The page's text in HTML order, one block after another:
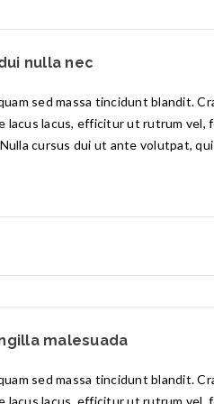
nulla nec
sed massa tincidunt blandit.
lacus lacus, efficitur ut rutrum vel,
cursus dui ut ante volutpat,
malesuada
sed massa tincidunt blandit.
lacus lacus, efficitur ut rutrum vel,